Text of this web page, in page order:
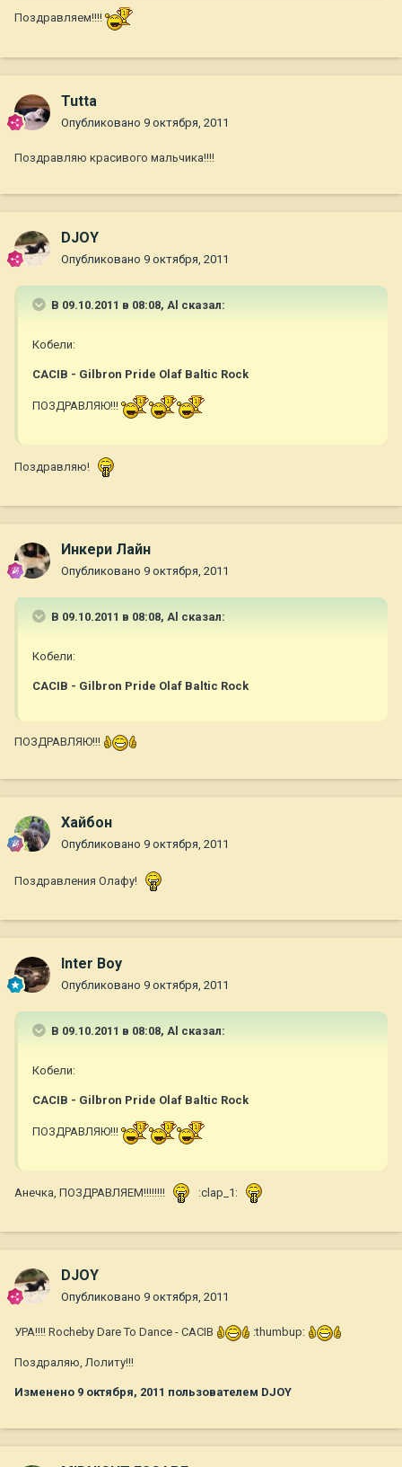
Поздравляем!!!!
Tutta
Опубликовано 9 октября, 2011
Поздравляю красивого мальчика!!!!
DJOY
Опубликовано 9 октября, 2011
В 09.10.2011 в 08:08, Al сказал:
Кобели:
САСIB - Gilbron Pride Olaf Baltic Rock
ПОЗДРАВЛЯЮ!!!
Поздравляю!
Инкери Лайн
Опубликовано 9 октября, 2011
В 09.10.2011 в 08:08, Al сказал:
Кобели:
САСIB - Gilbron Pride Olaf Baltic Rock
ПОЗДРАВЛЯЮ!!!
Хайбон
Опубликовано 9 октября, 2011
Поздравления Олафу!
Inter Boy
Опубликовано 9 октября, 2011
В 09.10.2011 в 08:08, Al сказал:
Кобели:
САСIB - Gilbron Pride Olaf Baltic Rock
ПОЗДРАВЛЯЮ!!!
Анечка, ПОЗДРАВЛЯЕМ!!!!!!!! :clap_1:
DJOY
Опубликовано 9 октября, 2011
УРА!!!! Rocheby Dare To Dance - CACIB :thumbup:
Поздраляю, Лолиту!!!
Изменено 9 октября, 2011 пользователем DJOY